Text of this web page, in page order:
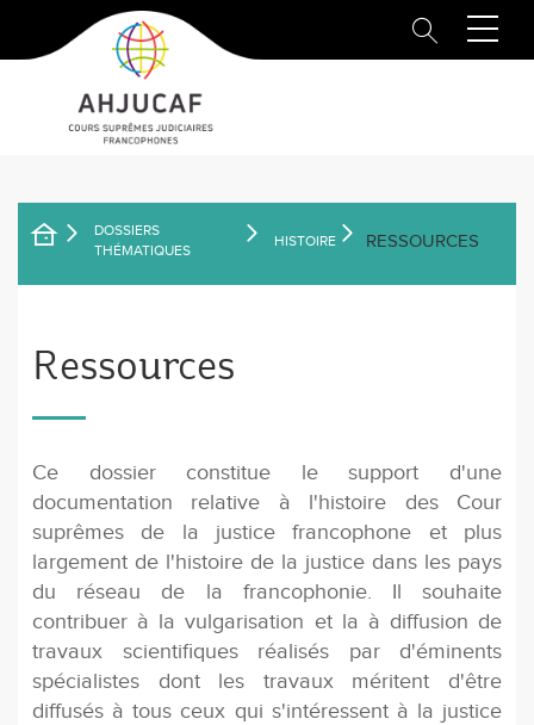
principal
DOSSIERS
THÉMATIQUES
HISTOIRE RESSOURCES
Ressources
Ce dossier constitue le support d'une
documentation relative à l'histoire des Cour
suprêmes de la justice francophone et plus
largement de l'histoire de la justice dans les pays
du réseau de la francophonie. Il souhaite
contribuer à la vulgarisation et la à diffusion de
travaux scientifiques réalisés par d'éminents
spécialistes dont les travaux méritent d'être
diffusés à tous ceux qui s'intéressent à la justice